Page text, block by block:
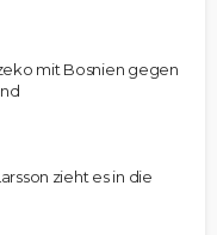
mit Bosnien gegen
zieht es in die